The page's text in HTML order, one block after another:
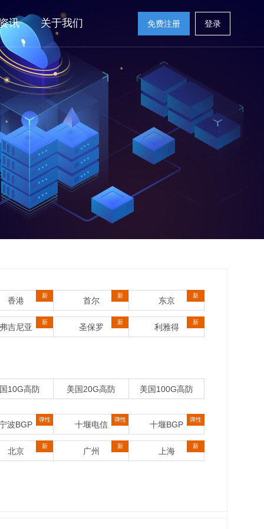
讯 关于我们 免费注册 登录
香港
新
首尔
新
东京
新
弗吉尼亚
新
圣保罗
新
利雅得
新
10G高防 美国20G高防 美国100G高防
波BGP
弹性
十堰电信
弹性
十堰BGP
弹性
北京
新
广州
新
上海
新